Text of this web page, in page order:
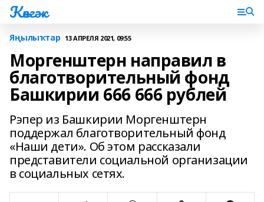
Көнгәк
Яңылыҡтар 13 АПРЕЛЯ 2021, 09:55
Моргенштерн направил в
благотворительный фонд
Башкирии 666 666 рублей
Рэпер из Башкирии Моргенштерн
поддержал благотворительный фонд
«Наши дети». Об этом рассказали
представители социальной организации
в социальных сетях.